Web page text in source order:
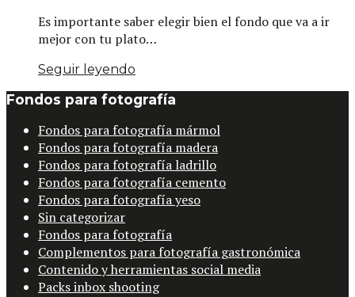
Es importante saber elegir bien el fondo que va a ir
mejor con tu plato…
Seguir leyendo
Fondos para fotografía
Fondos para fotografía mármol
Fondos para fotografía madera
Fondos para fotografía ladrillo
Fondos para fotografía cemento
Fondos para fotografía yeso
Sin categorizar
Fondos para fotografía
Complementos para fotografía gastronómica
Contenido y herramientas social media
Packs inbox shooting